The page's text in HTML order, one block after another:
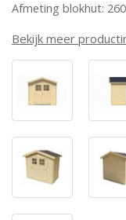
Afmeting blokhut:
Bekijk meer